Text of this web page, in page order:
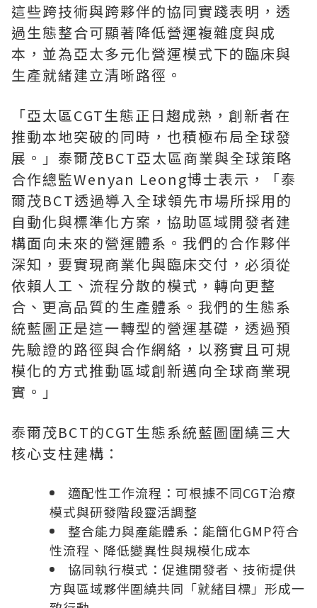
這些跨技術與跨夥伴的協同實踐表明，透
過生態整合可顯著降低營運複雜度與成
本，並為亞太多元化營運模式下的臨床與
生產就緒建立清晰路徑。
「亞太區CGT生態正日趨成熟，創新者在
推動本地突破的同時，也積極布局全球發
展。」泰爾茂BCT亞太區商業與全球策略
合作總監Wenyan Leong博士表示，「泰
爾茂BCT透過導入全球領先市場所採用的
自動化與標準化方案，協助區域開發者建
構面向未來的營運體系。我們的合作夥伴
深知，要實現商業化與臨床交付，必須從
依賴人工、流程分散的模式，轉向更整
合、更高品質的生產體系。我們的生態系
統藍圖正是這一轉型的營運基礎，透過預
先驗證的路徑與合作網絡，以務實且可規
模化的方式推動區域創新邁向全球商業現
實。」
泰爾茂BCT的CGT生態系統藍圖圍繞三大
核心支柱建構：
適配性工作流程：可根據不同CGT治療
模式與研發階段靈活調整
整合能力與產能體系：能簡化GMP符合
性流程、降低變異性與規模化成本
協同執行模式：促進開發者、技術提供
方與區域夥伴圍繞共同「就緒目標」形成一